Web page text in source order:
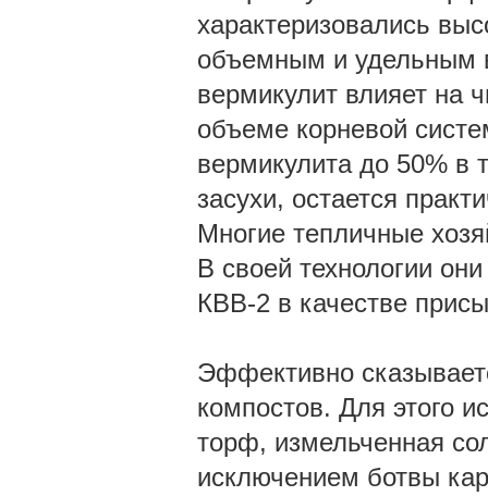
характеризовались
объемным и удельным
вермикулит влияет на
объеме корневой
вермикулита до 50% в
засухи, остается
Многие тепличные
В своей технологии
КВВ-2 в качестве
Эффективно
компостов. Для этого
торф, измельченная
исключением ботвы